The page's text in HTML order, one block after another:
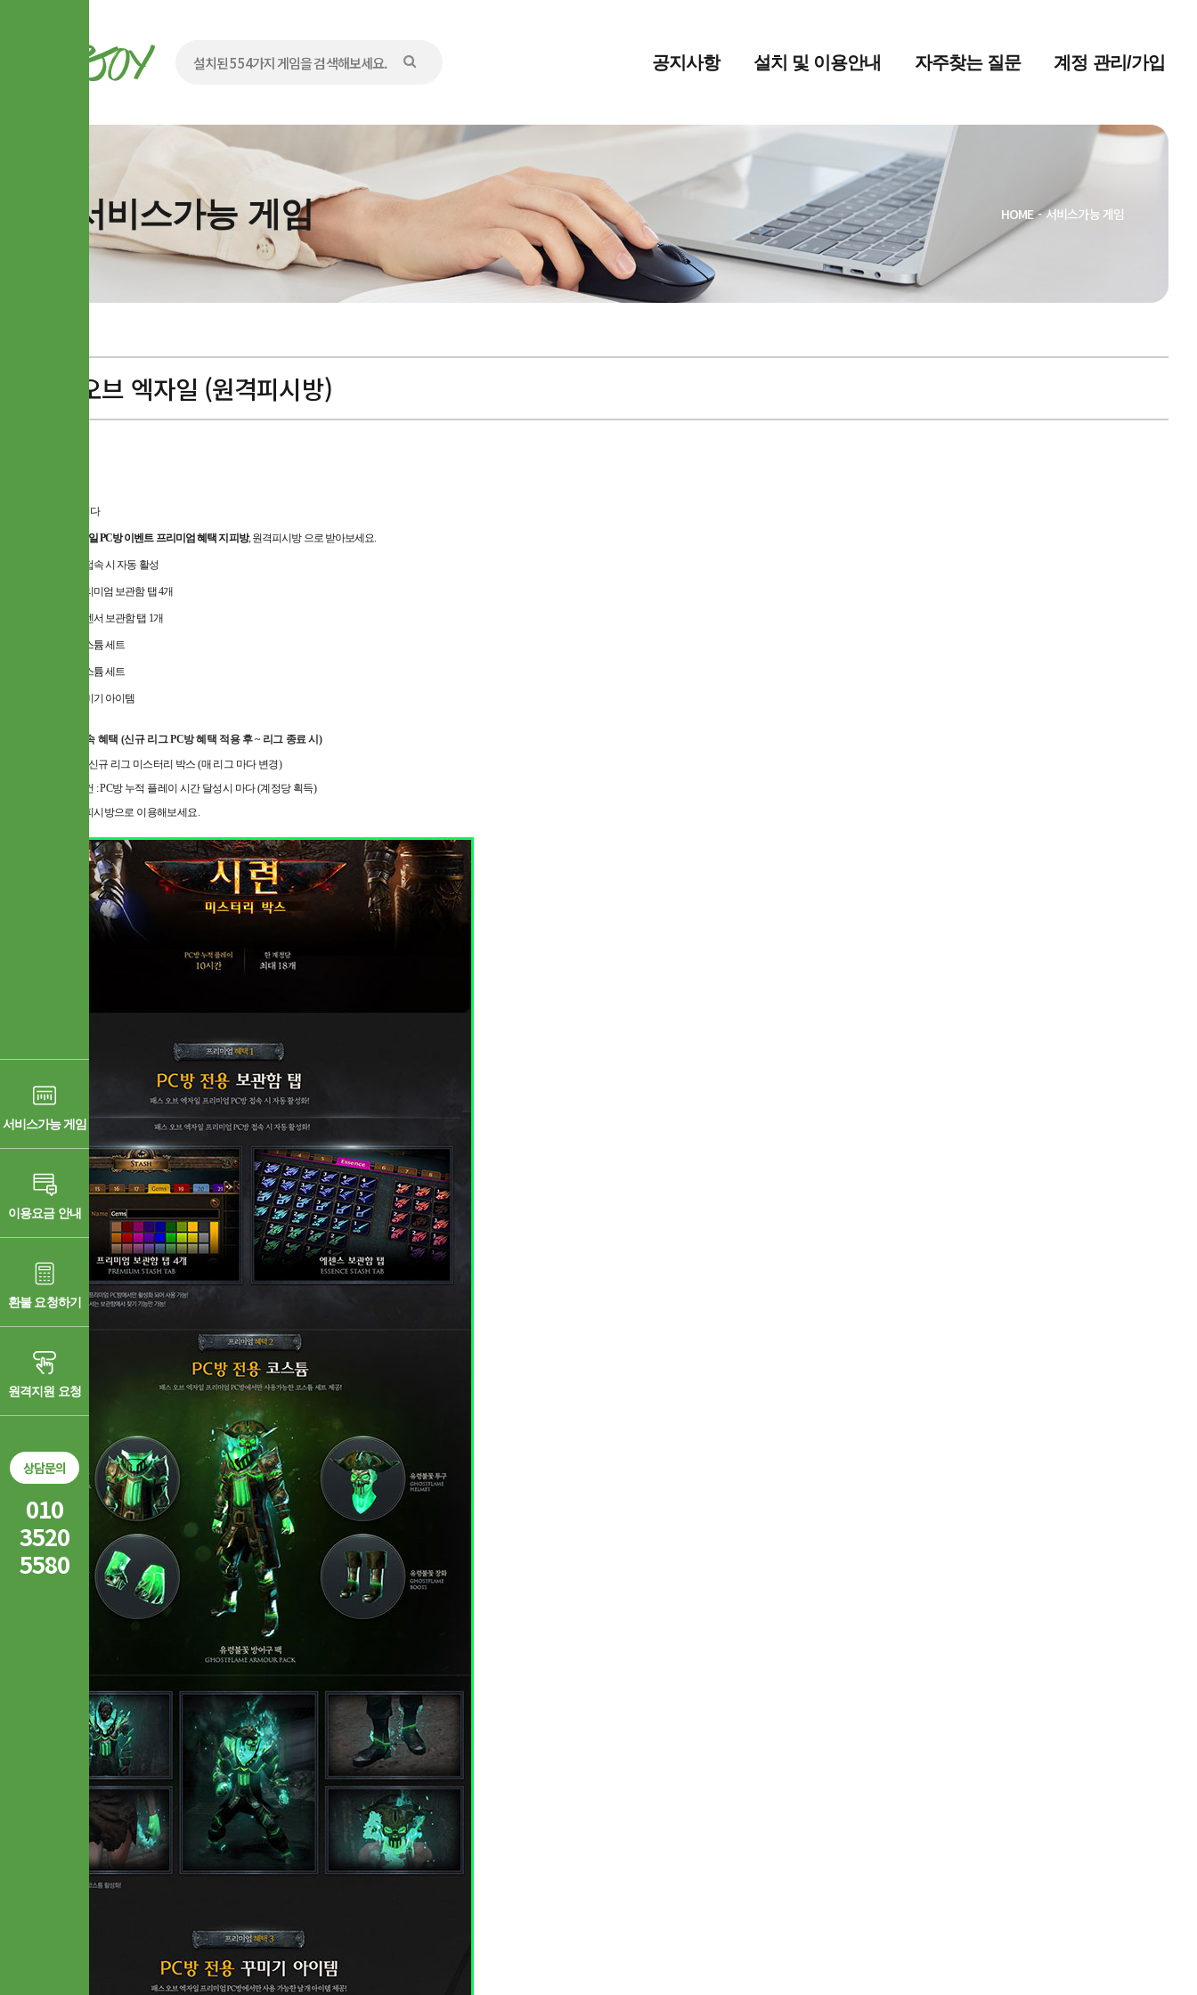
공지사항 설치 및 이용안내 자주찾는 질문 계정 관리/가입
서비스가능 게임 HOME - 서비스가능 게임
패스 오브 엑자일 (원격피시방)
입니다
패스오브엑자일 PC방 이벤트 프리미엄 혜택 지피방, 원격피시방 으로 받아보세요.
패오엑 PC방 접속 시 자동 활성
PC방 전용 프리미엄 보관함 탭 4개
PC방 전용 에센서 보관함 탭 1개
PC방 전용 코스튬 세트
PC방 전용 코스튬 세트
PC방 전용 꾸미기 아이템
신규 리그 접속 혜택 (신규 리그 PC방 혜택 적용 후 ~ 리그 종료 시)
보상 아이템 : 신규 리그 미스터리 박스 (매 리그 마다 변경)
보상 획득 조건 : PC방 누적 플레이 시간 달성시 마다 (계정당 획득)
지피방 ,원격피시방으로 이용해보세요.
서비스가능 게임
이용요금 안내
환불 요청하기
원격지원 요청
상담문의
010
3520
5580